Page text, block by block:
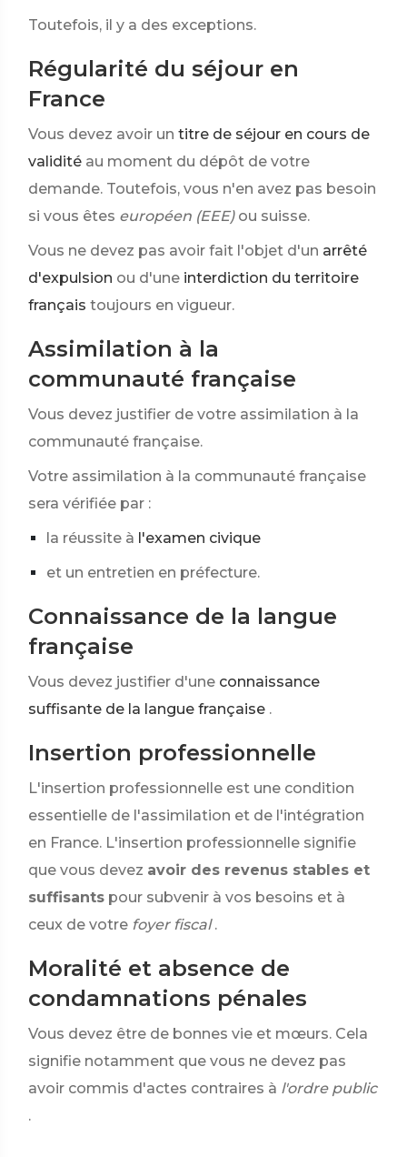
Toutefois, il y a des exceptions.
Régularité du séjour en
France
Vous devez avoir un titre de séjour en cours de
validité au moment du dépôt de votre
demande. Toutefois, vous n'en avez pas besoin
si vous êtes européen (EEE) ou suisse.
Vous ne devez pas avoir fait l'objet d'un arrêté
d'expulsion ou d'une interdiction du territoire
français toujours en vigueur.
Assimilation à la
communauté française
Vous devez justifier de votre assimilation à la
communauté française.
Votre assimilation à la communauté française
sera vérifiée par :
la réussite à l'examen civique
et un entretien en préfecture.
Connaissance de la langue
française
Vous devez justifier d'une connaissance
suffisante de la langue française .
Insertion professionnelle
L'insertion professionnelle est une condition
essentielle de l'assimilation et de l'intégration
en France. L'insertion professionnelle signifie
que vous devez avoir des revenus stables et
suffisants pour subvenir à vos besoins et à
ceux de votre foyer fiscal .
Moralité et absence de
condamnations pénales
Vous devez être de bonnes vie et mœurs. Cela
signifie notamment que vous ne devez pas
avoir commis d'actes contraires à l'ordre public
.